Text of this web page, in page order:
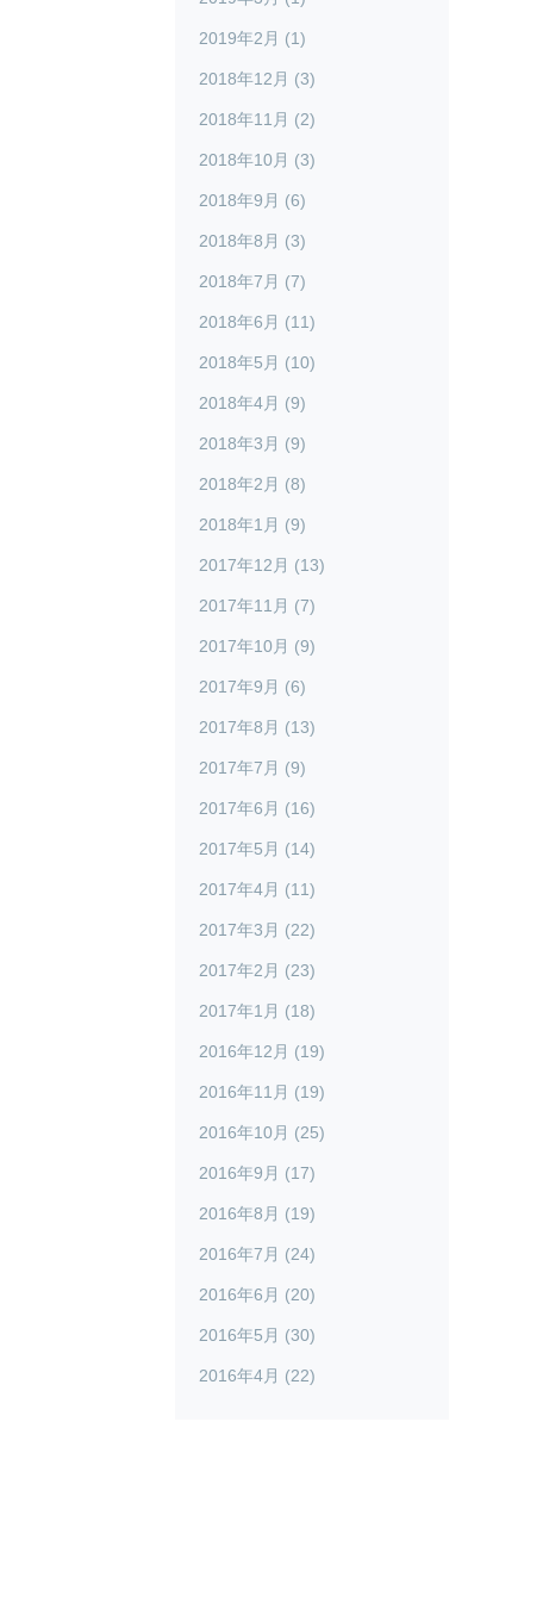
2019年2月 (1)
2018年12月 (3)
2018年11月 (2)
2018年10月 (3)
2018年9月 (6)
2018年8月 (3)
2018年7月 (7)
2018年6月 (11)
2018年5月 (10)
2018年4月 (9)
2018年3月 (9)
2018年2月 (8)
2018年1月 (9)
2017年12月 (13)
2017年11月 (7)
2017年10月 (9)
2017年9月 (6)
2017年8月 (13)
2017年7月 (9)
2017年6月 (16)
2017年5月 (14)
2017年4月 (11)
2017年3月 (22)
2017年2月 (23)
2017年1月 (18)
2016年12月 (19)
2016年11月 (19)
2016年10月 (25)
2016年9月 (17)
2016年8月 (19)
2016年7月 (24)
2016年6月 (20)
2016年5月 (30)
2016年4月 (22)